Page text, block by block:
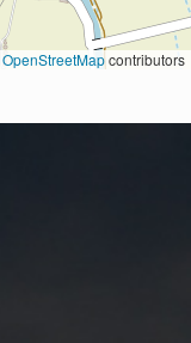
OpenStreetMapcontributors